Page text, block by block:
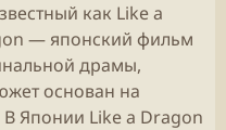
как Like a
— японский фильм
драмы,
основан на
Японии Like a Dragon